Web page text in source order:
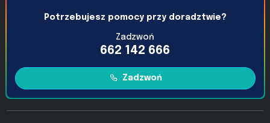
Potrzebujesz pomocy przy doradztwie?
Zadzwoń
662 142 666
Zadzwoń